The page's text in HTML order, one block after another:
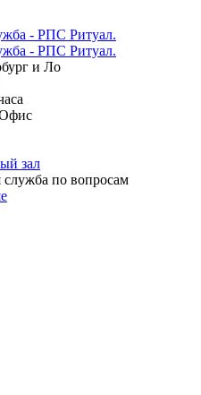
и Ло
зал
служба по вопросам